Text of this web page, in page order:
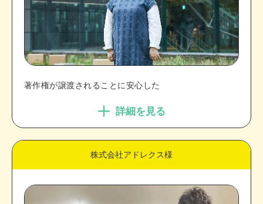
著作権が譲渡されることに安心した
詳細を見る
株式会社アドレクス様